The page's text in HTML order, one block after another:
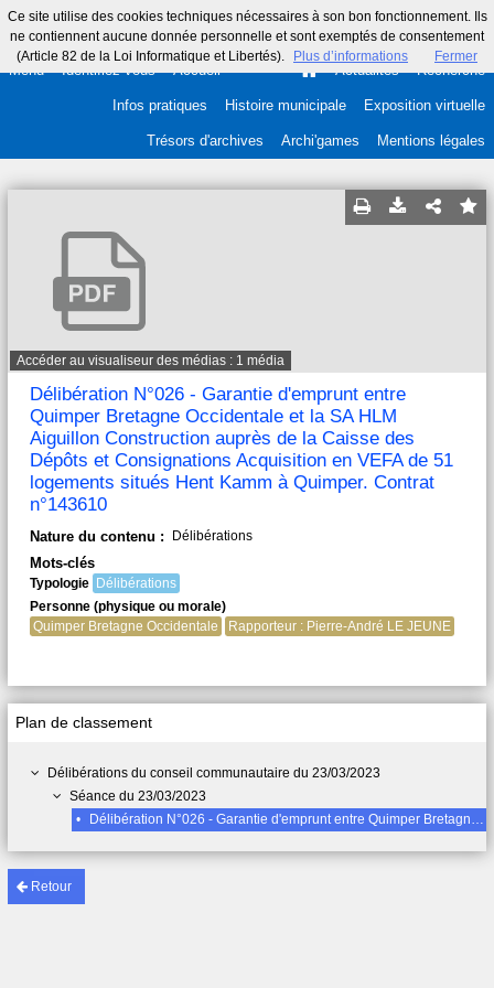
Ce site utilise des cookies techniques nécessaires à son bon fonctionnement. Ils
ne contiennent aucune donnée personnelle et sont exemptés de consentement
(Article 82 de la Loi Informatique et Libertés).
Plus d’informations Fermer
Menu Identifiez-vous Accueil Actualités Recherche
Infos pratiques Histoire municipale Exposition virtuelle
Trésors d'archives Archi'games Mentions légales
Retour
Plan de classement
Délibérations du conseil communautaire du 23/03/2023
Séance du 23/03/2023
•
Délibération N°026 - Garantie d'emprunt entre Quimper Bretagne Occidentale et la SA HLM Aiguillon Construction auprès de la Caisse des Dépôts et Consignations Acquisition en VEFA de 51 logements situés Hent Kamm à Quimper. Contrat n°143610
Accéder au visualiseur des médias : 1 média
Délibération N°026 - Garantie d'emprunt entre
Quimper Bretagne Occidentale et la SA HLM
Aiguillon Construction auprès de la Caisse des
Dépôts et Consignations Acquisition en VEFA de 51
logements situés Hent Kamm à Quimper. Contrat
n°143610
Nature du contenu : Délibérations
Mots-clés
Typologie Délibérations
Personne (physique ou morale)
Quimper Bretagne Occidentale
Rapporteur : Pierre-André LE JEUNE